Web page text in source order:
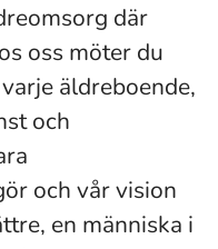
där
oss möter du
äldreboende,
och
och vår vision
en människa i